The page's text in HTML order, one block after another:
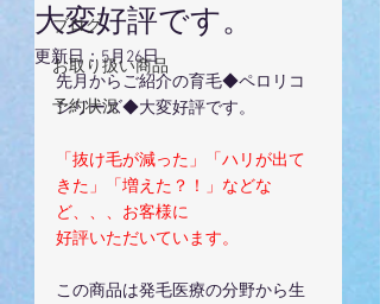
ブログ
お取り扱い商品
予約状況
大変好評です。
更新日：5月26日
先月からご紹介の育毛◆ペロリコ
シリーズ◆大変好評です。
「抜け毛が減った」「ハリが出て
きた」「増えた？！」などな
ど、、、お客様に
好評いただいています。
この商品は発毛医療の分野から生